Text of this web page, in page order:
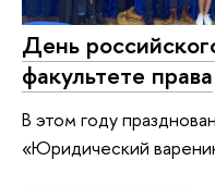
День
факультете права
В этом году
«Юридический